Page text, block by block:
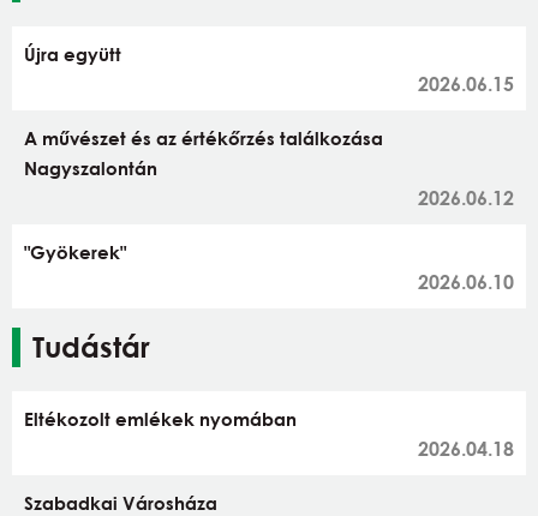
Újra együtt
2026.06.15
A művészet és az értékőrzés találkozása
Nagyszalontán
2026.06.12
"Gyökerek"
2026.06.10
Tudástár
Eltékozolt emlékek nyomában
2026.04.18
Szabadkai Városháza